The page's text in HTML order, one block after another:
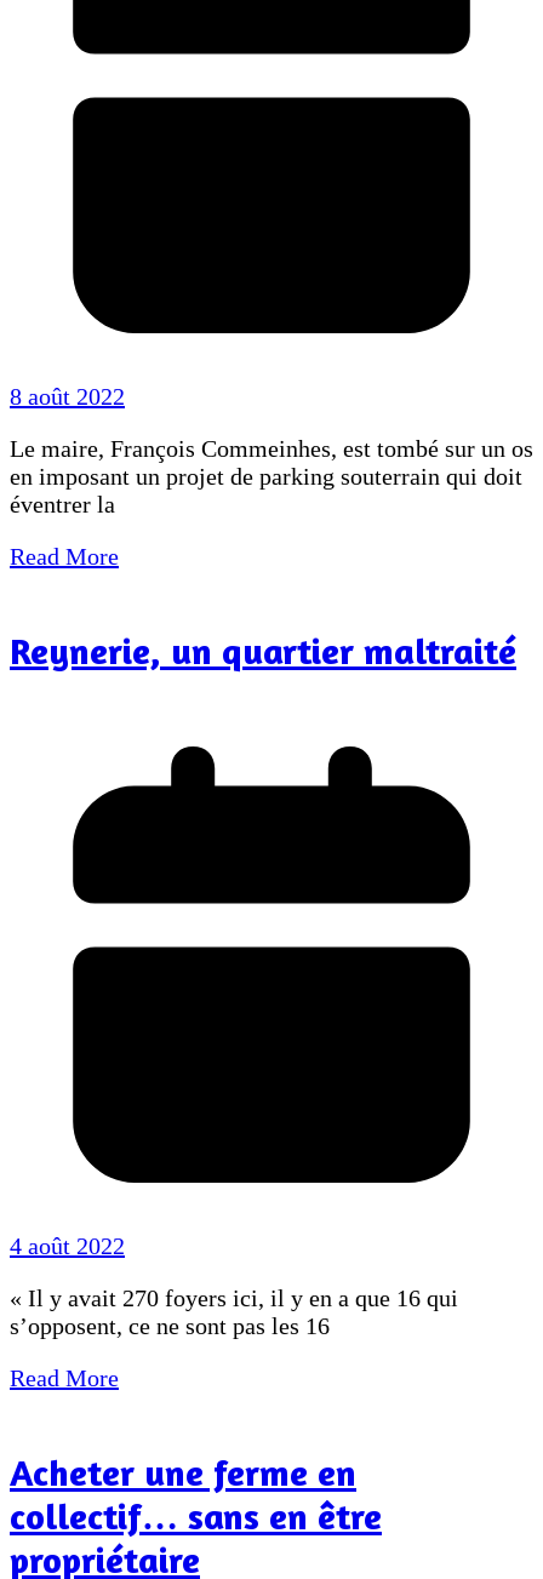
8 août 2022
Le maire, François Commeinhes, est tombé sur un os
en imposant un projet de parking souterrain qui doit
éventrer la
Read More
Reynerie, un quartier maltraité
4 août 2022
« Il y avait 270 foyers ici, il y en a que 16 qui
s’opposent, ce ne sont pas les 16
Read More
Acheter une ferme en
collectif… sans en être
propriétaire